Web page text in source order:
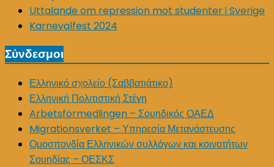
Uttalande om repression mot studenter i Sverige
Karnevalfest 2024
Σύνδεσμοι
Ελληνικό σχολείο (Σαββατιάτικο)
Ελληνική Πολιτιστική Στέγη
Arbetsförmedlingen – Σουηδικός ΟΑΕΔ
Migrationsverket – Υπηρεσία Μετανάστευσης
Ομοσπονδία Ελληνικών συλλόγων και κοινοτήτων
Σουηδίας – ΟΕΣΚΣ